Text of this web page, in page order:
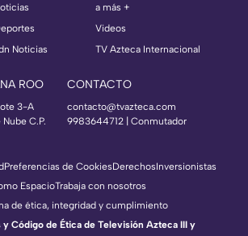
Noticias
a más +
Videos
TV Azteca Internacional
ROO
3-A
C.P.
CONTACTO
contacto@tvazteca.com
9983644712 | Conmutador
Preferencias de CookiesDerechosInversionistas
EspacioTrabaja con nosotros
de ética, integridad y cumplimiento
Código de Ética de Televisión Azteca III y